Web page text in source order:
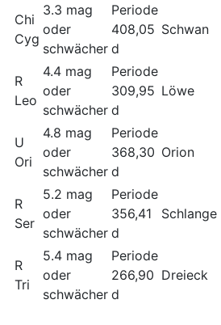
Chi
Cyg
3.3 mag
oder
schwächer
Periode
408,05
d
Schwan
R
Leo
4.4 mag
oder
schwächer
Periode
309,95
d
Löwe
U
Ori
4.8 mag
oder
schwächer
Periode
368,30
d
Orion
R
Ser
5.2 mag
oder
schwächer
Periode
356,41
d
Schlange
R
Tri
5.4 mag
oder
schwächer
Periode
266,90
d
Dreieck